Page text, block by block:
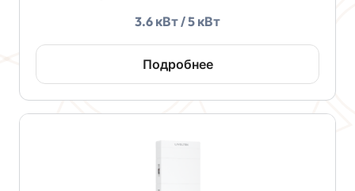
3.6 кВт / 5 кВт
Подробнее